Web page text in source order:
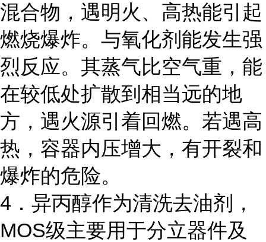
混合物，遇明火、高热能引起
燃烧爆炸。与氧化剂能发生强
烈反应。其蒸气比空气重，能
在较低处扩散到相当远的地
方，遇火源引着回燃。若遇高
热，容器内压增大，有开裂和
爆炸的危险。
4．异丙醇作为清洗去油剂，
MOS级主要用于分立器件及